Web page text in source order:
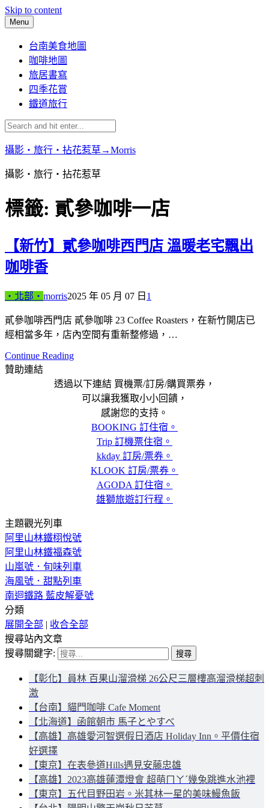
Skip to content
Menu
台南美食地圖
咖啡地圖
旅居書寫
四季花賞
鐵道旅行
攝影‧旅行‧拈花惹草→Morris
攝影‧旅行‧拈花惹草
標籤: 貳參咖啡一店
【新竹】貳參咖啡西門店 溫暖老宅飄出
咖啡香
‧北部‧ morris2025 年 05 月 07 日 1
貳參咖啡西門店 貳參咖啡 23 Coffee Roasters，在新竹開店已
經相當多年，店內空間有重新整修過，…
Continue Reading
贊助連結
透過以下連結 買機票/訂房/購買票券，
可以讓我獲取小小回饋，
感謝您的支持。
BOOKING 訂住宿。
Trip 訂機票住宿。
kkday 訂房/票券。
KLOOK 訂房/票券。
AGODA 訂住宿。
雄獅旅遊訂行程。
主題觀光列車
阿里山林鐵栩悅號
阿里山林鐵福森號
山嵐號．旬味列車
海風號．甜點列車
南迴鐵路 藍皮解憂號
分類
展開全部 | 收合全部
搜尋站內文章
搜尋關鍵字:
【彰化】員林 百果山溜滑梯 26公尺三層樓高溜滑梯超刺
激
【台南】貓門咖啡 Cafe Moment
【北海道】函館朝市 馬子とやすべ
【高雄】高雄愛河智選假日酒店 Holiday Inn。平價住宿
好選擇
【東京】在表參道Hills遇見安藤忠雄
【高雄】2023高雄蓮潭燈會 超萌ㄇㄚˊ幾兔跳進水池裡
【東京】五代目野田岩。米其林一星的美味鰻魚飯